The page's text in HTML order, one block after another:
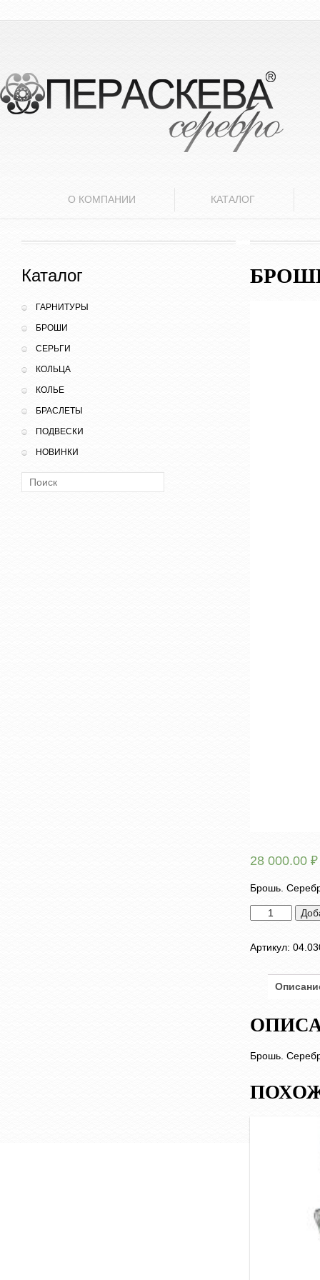
О КОМПАНИИ КАТАЛОГ
Каталог
ГАРНИТУРЫ
БРОШИ
СЕРЬГИ
КОЛЬЦА
КОЛЬЕ
БРАСЛЕТЫ
ПОДВЕСКИ
НОВИНКИ
Поиск:
28 000.00 ₽
Брошь.
Количество
товара
"Постоянство
Артикул:
Брошь.